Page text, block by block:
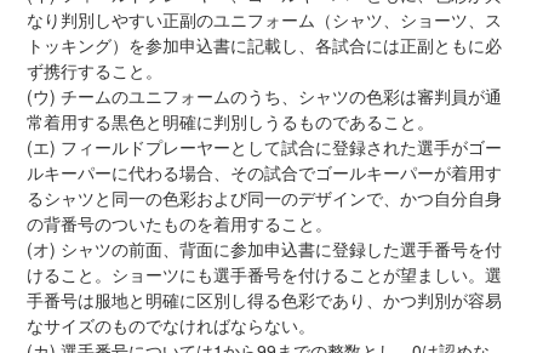
なり判別しやすい正副のユニフォーム（シャツ、ショーツ、ス
トッキング）を参加申込書に記載し、各試合には正副ともに必
ず携行すること。
(ウ) チームのユニフォームのうち、シャツの色彩は審判員が通
常着用する黒色と明確に判別しうるものであること。
(エ) フィールドプレーヤーとして試合に登録された選手がゴー
ルキーパーに代わる場合、その試合でゴールキーパーが着用す
るシャツと同一の色彩および同一のデザインで、かつ自分自身
の背番号のついたものを着用すること。
(オ) シャツの前面、背面に参加申込書に登録した選手番号を付
けること。ショーツにも選手番号を付けることが望ましい。選
手番号は服地と明確に区別し得る色彩であり、かつ判別が容易
なサイズのものでなければならない。